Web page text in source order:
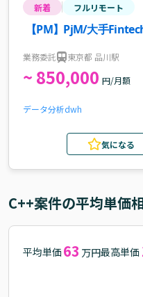
新着 フルリモート
【PM】PjM/大手
業務委託 東京都 品川駅
~ 850,000 円/月額
データ分析dwh
気になる
C++案件の平均単価
平均単価 63 万円最高単価